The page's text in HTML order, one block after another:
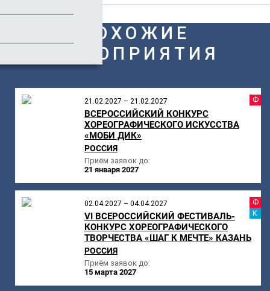
ПОХОЖИЕ
МЕРОПРИЯТИЯ
21.02.2027 – 21.02.2027
ВСЕРОССИЙСКИЙ КОНКУРС
ХОРЕОГРАФИЧЕСКОГО ИСКУССТВА
«МОБИ ДИК»
РОССИЯ
Приём заявок до:
21 января 2027
02.04.2027 – 04.04.2027
VI ВСЕРОССИЙСКИЙ ФЕСТИВАЛЬ-
КОНКУРС ХОРЕОГРАФИЧЕСКОГО
ТВОРЧЕСТВА «ШАГ К МЕЧТЕ» КАЗАНЬ
РОССИЯ
Приём заявок до:
15 марта 2027